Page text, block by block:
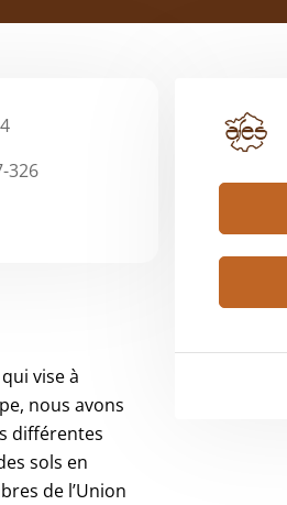
4
326
vise à
nous avons
différentes
sols en
de l’Union